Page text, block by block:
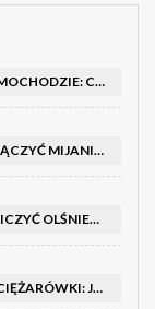
WYPOSAŻENIE NA TRUDNE WARUNKI W SAMOCHODZIE: CO MIEĆ ZIMĄ, W TRASIE I NA WYPADEK AWARII
JAK UŻYWAĆ ŚWIATEŁ WE MGLE – KIEDY WŁĄCZYĆ MIJANIA I PRZECIWMGIELNE ORAZ CZEGO NIE ROBIĆ
JAZDA POD SŁOŃCE: CO ZROBIĆ, BY OGRANICZYĆ OLŚNIENIE I POPRAWIĆ WIDOCZNOŚĆ
PODMUCH WIATRU PRZY WYPRZEDZANIU CIĘŻARÓWKI: JAK UTRZYMAĆ TOR JAZDY I OPANOWAĆ AUTO